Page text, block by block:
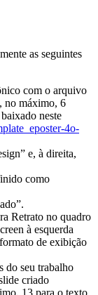
as seguintes
com o arquivo
no máximo, 6
neste
4o-
e, à direita,
como
Retrato no quadro
à esquerda
de exibição
do seu trabalho
criado
13 para o texto